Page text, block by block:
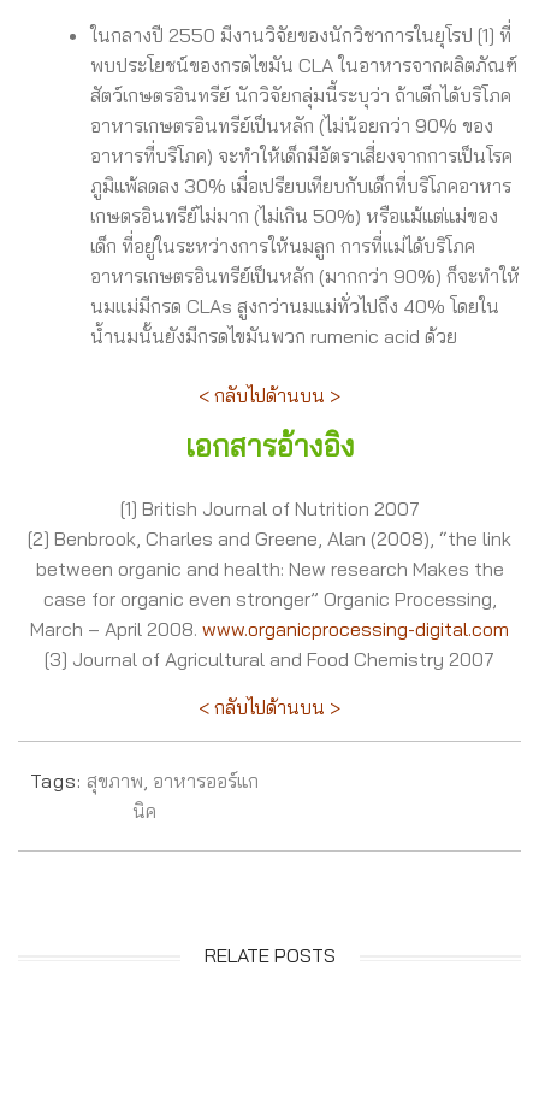
ในกลางปี 2550 มีงานวิจัยของนักวิชาการในยุโรป [1] ที่
พบประโยชน์ของกรดไขมัน CLA ในอาหารจากผลิตภัณฑ์
สัตว์เกษตรอินทรีย์ นักวิจัยกลุ่มนี้ระบุว่า ถ้าเด็กได้บริโภค
อาหารเกษตรอินทรีย์เป็นหลัก (ไม่น้อยกว่า 90% ของ
อาหารที่บริโภค) จะทำให้เด็กมีอัตราเสี่ยงจากการเป็นโรค
ภูมิแพ้ลดลง 30% เมื่อเปรียบเทียบกับเด็กที่บริโภคอาหาร
เกษตรอินทรีย์ไม่มาก (ไม่เกิน 50%) หรือแม้แต่แม่ของ
เด็ก ที่อยู่ในระหว่างการให้นมลูก การที่แม่ได้บริโภค
อาหารเกษตรอินทรีย์เป็นหลัก (มากกว่า 90%) ก็จะทำให้
นมแม่มีกรด CLAs สูงกว่านมแม่ทั่วไปถึง 40% โดยใน
น้ำนมนั้นยังมีกรดไขมันพวก rumenic acid ด้วย
< กลับไปด้านบน >
เอกสารอ้างอิง
[1] British Journal of Nutrition 2007
[2] Benbrook, Charles and Greene, Alan (2008), “the link
between organic and health: New research Makes the
case for organic even stronger” Organic Processing,
March – April 2008. www.organicprocessing-digital.com
[3] Journal of Agricultural and Food Chemistry 2007
< กลับไปด้านบน >
Tags: สุขภาพ, อาหารออร์แก
นิค
RELATE POSTS